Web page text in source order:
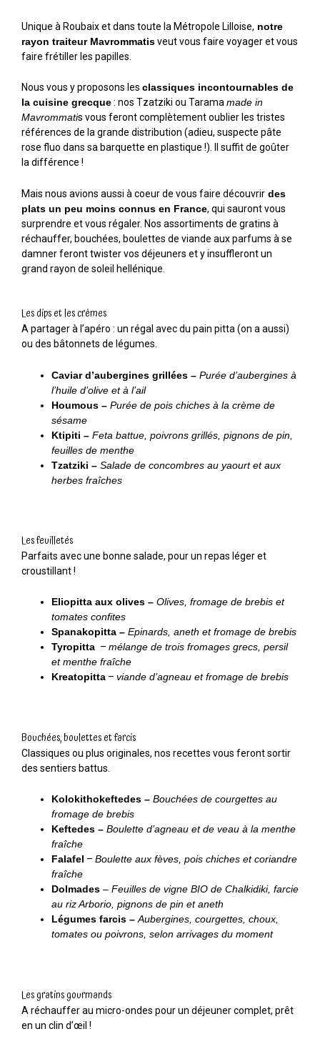
Unique à Roubaix et dans toute la Métropole Lilloise, notre
rayon traiteur Mavrommatisveut vous faire voyager et vous
faire frétiller les papilles.
Nous vous y proposons les classiques incontournables de
la cuisine grecque: nos Tzatziki ou Taramamade in
Mavrommatis vous feront complètement oublier les tristes
références de la grande distribution (adieu, suspecte pâte
rose fluo dans sa barquette en plastique !). Il suffit de goûter
la différence !
Mais nous avions aussi à coeur de vous faire découvrirdes
plats un peu moins connus en France, qui sauront vous
surprendre et vous régaler. Nos assortiments de gratins à
réchauffer, bouchées, boulettes de viande aux parfums à se
damner feront twister vos déjeuners et y insuffleront un
grand rayon de soleil hellénique.
Les dips et les crèmes
A partager à l’apéro : un régal avec du pain pitta (on a aussi)
ou des bâtonnets de légumes.
Caviar d’aubergines grillées – Purée d’aubergines à
l’huile d’olive et à l’ail
Houmous – Purée de pois chiches à la crème de
sésame
Ktipiti – Feta battue, poivrons grillés, pignons de pin,
feuilles de menthe
Tzatziki – Salade de concombres au yaourt et aux
herbes fraîches
Les feuilletés
Parfaits avec une bonne salade, pour un repas léger et
croustillant !
Eliopitta aux olives – Olives, fromage de brebis et
tomates confites
Spanakopitta – Epinards, aneth et fromage de brebis
Tyropitta – mélange de trois fromages grecs, persil
et menthe fraîche
Kreatopitta– viande d’agneau et fromage de brebis
Bouchées, boulettes et farcis
Classiques ou plus originales, nos recettes vous feront sortir
des sentiers battus.
Kolokithokeftedes – Bouchées de courgettes au
fromage de brebis
Keftedes – Boulette d’agneau et de veau à la menthe
fraîche
Falafel – Boulette aux fèves, pois chiches et coriandre
fraîche
Dolmades – Feuilles de vigne BIO de Chalkidiki, farcie
au riz Arborio, pignons de pin et aneth
Légumes farcis – Aubergines, courgettes, choux,
tomates ou poivrons, selon arrivages du moment
Les gratins gourmands
A réchauffer au micro-ondes pour un déjeuner complet, prêt
en un clin d’œil !